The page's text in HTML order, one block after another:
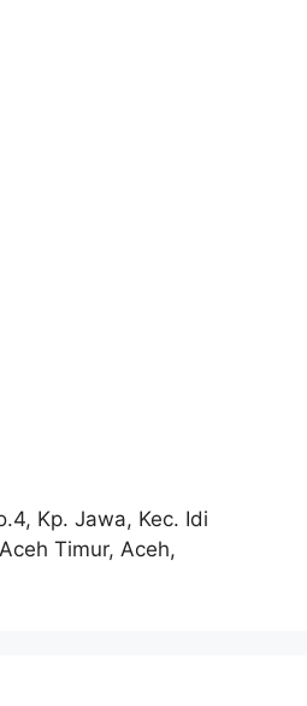
Kp. Jawa, Kec. Idi
Timur, Aceh,